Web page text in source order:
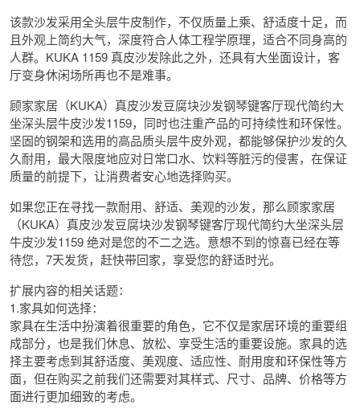
该款沙发采用全头层牛皮制作，不仅质量上乘、舒适度十足，而
且外观上简约大气，深度符合人体工程学原理，适合不同身高的
人群。KUKA 1159 真皮沙发除此之外，还具有大坐面设计，客
厅变身休闲场所再也不是难事。
顾家家居（KUKA）真皮沙发豆腐块沙发钢琴键客厅现代简约大
坐深头层牛皮沙发1159，同时也注重产品的可持续性和环保性。
坚固的钢架和选用的高品质头层牛皮外观，都能够保护沙发的久
久耐用，最大限度地应对日常口水、饮料等脏污的侵害，在保证
质量的前提下，让消费者安心地选择购买。
如果您正在寻找一款耐用、舒适、美观的沙发，那么顾家家居
（KUKA）真皮沙发豆腐块沙发钢琴键客厅现代简约大坐深头层
牛皮沙发1159 绝对是您的不二之选。意想不到的惊喜已经在等
待您，7天发货，赶快带回家，享受您的舒适时光。
扩展内容的相关话题：
1.家具如何选择：
家具在生活中扮演着很重要的角色，它不仅是家居环境的重要组
成部分，也是我们休息、放松、享受生活的重要设施。家具的选
择主要考虑到其舒适度、美观度、适应性、耐用度和环保性等方
面，但在购买之前我们还需要对其样式、尺寸、品牌、价格等方
面进行更加细致的考虑。